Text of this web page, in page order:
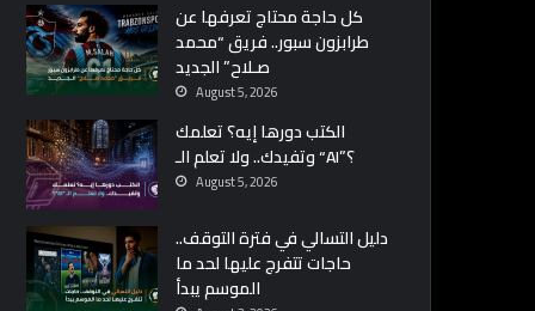
كل حاجة محتاج تعرفها عن
طرابزون سبور.. فريق “محمد
صـلاح” الجديد
August 5, 2026
الكتب دورها إيه؟ تعلمك
وتفيدك.. ولا تعلم الـ “AI”؟
August 5, 2026
دليل التسالي في فترة التوقف..
حاجات تتفرج عليها لحد ما
الموسم يبدأ